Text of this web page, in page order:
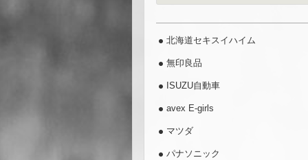
北海道セキスイハイム
無印良品
ISUZU自動車
avex E-girls
マツダ
パナソニック